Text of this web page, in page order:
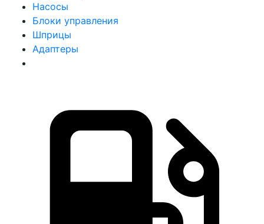
Насосы
Блоки управления
Шприцы
Адаптеры